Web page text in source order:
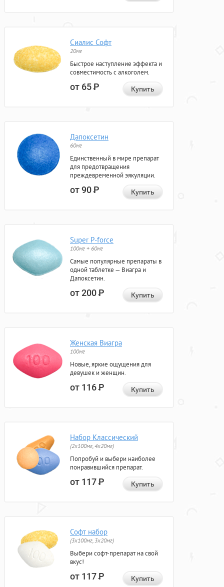
Сиалис Софт
20мг
Быстрое наступление эффекта и
совместимость с алкоголем.
от 65Р Купить
Дапоксетин
60мг
Единственный в мире препарат
для предотвращения
преждевременной эякуляции.
от 90Р Купить
Super P-force
100мг + 60мг
Самые популярные препараты в
одной таблетке — Виагра и
Дапоксетин.
от 200Р Купить
Женская Виагра
100мг
Новые, яркие ощущения для
девушек и женщин.
от 116Р Купить
Набор Классический
(2x100мг, 4x20мг)
Попробуй и выбери наиболее
понравившийся препарат.
от 117Р Купить
Софт набор
(3x100мг, 3x20мг)
Выбери софт-препарат на свой
вкус!
от 117Р Купить